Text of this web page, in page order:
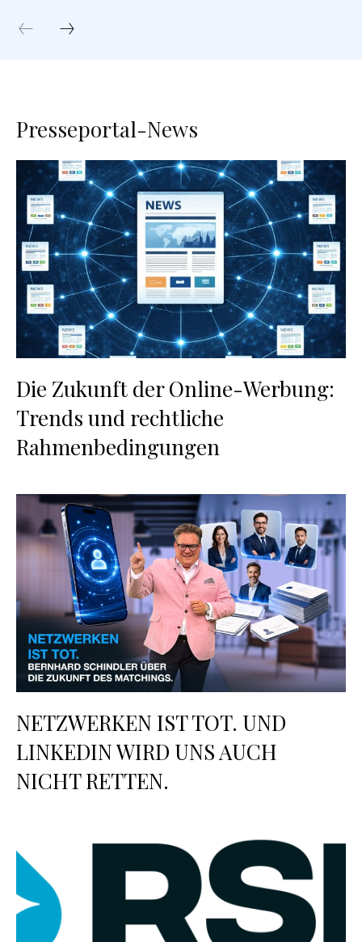
Presseportal-News
Die Zukunft der Online-Werbung:
Trends und rechtliche
Rahmenbedingungen
NETZWERKEN IST TOT. UND
LINKEDIN WIRD UNS AUCH
NICHT RETTEN.